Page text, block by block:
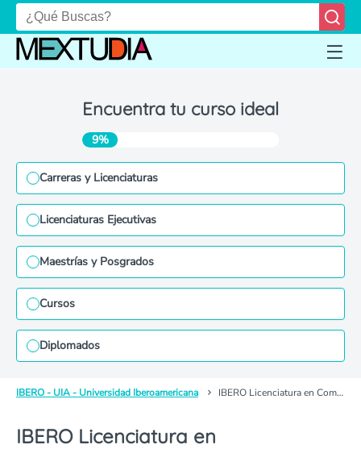
Encuentra tu curso ideal
9%
Carreras y Licenciaturas
Licenciaturas Ejecutivas
Maestrías y Posgrados
Cursos
Diplomados
IBERO - UIA - Universidad Iberoamericana IBERO Licenciatura en Comunicación
IBERO Licenciatura en